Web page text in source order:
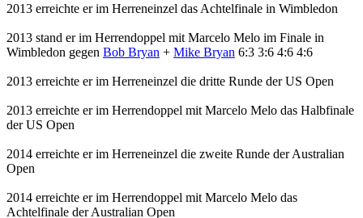
2013 erreichte er im Herreneinzel das Achtelfinale in Wimbledon
2013 stand er im Herrendoppel mit Marcelo Melo im Finale in
Wimbledon gegen Bob Bryan + Mike Bryan 6:3 3:6 4:6 4:6
2013 erreichte er im Herreneinzel die dritte Runde der US Open
2013 erreichte er im Herrendoppel mit Marcelo Melo das Halbfinale
der US Open
2014 erreichte er im Herreneinzel die zweite Runde der Australian
Open
2014 erreichte er im Herrendoppel mit Marcelo Melo das
Achtelfinale der Australian Open